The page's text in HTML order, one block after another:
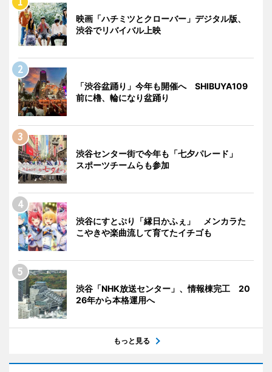
映画「ハチミツとクローバー」デジタル版、
渋谷でリバイバル上映
「渋谷盆踊り」今年も開催へ SHIBUYA109
前に櫓、輪になり盆踊り
渋谷センター街で今年も「七夕パレード」
スポーツチームらも参加
渋谷にすとぷり「縁日かふぇ」 メンカラた
こやきや楽曲流して育てたイチゴも
渋谷「NHK放送センター」、情報棟完工 20
26年から本格運用へ
もっと見る